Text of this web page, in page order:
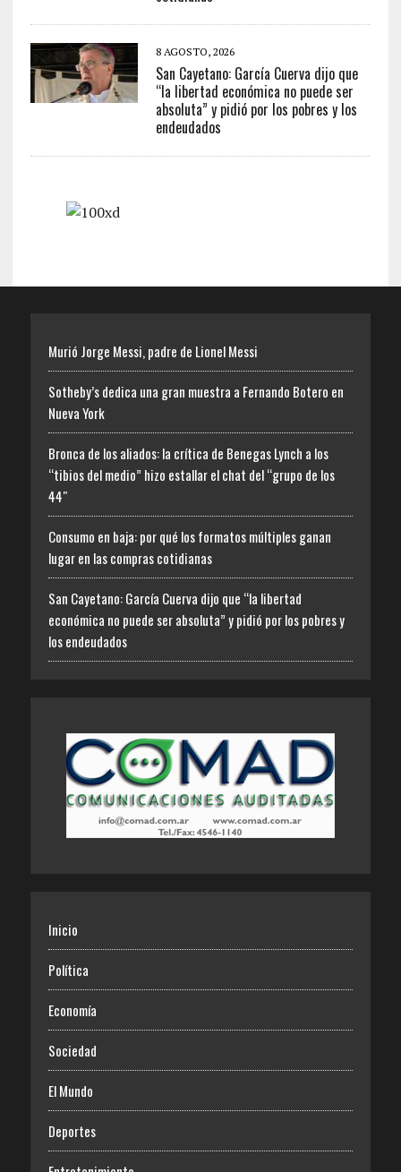
8 AGOSTO, 2026
San Cayetano: García Cuerva dijo que
“la libertad económica no puede ser
absoluta” y pidió por los pobres y los
endeudados
Murió Jorge Messi, padre de Lionel Messi
Sotheby’s dedica una gran muestra a Fernando Botero en
Nueva York
Bronca de los aliados: la crítica de Benegas Lynch a los
“tibios del medio” hizo estallar el chat del “grupo de los
44″
Consumo en baja: por qué los formatos múltiples ganan
lugar en las compras cotidianas
San Cayetano: García Cuerva dijo que “la libertad
económica no puede ser absoluta” y pidió por los pobres y
los endeudados
Inicio
Política
Economía
Sociedad
El Mundo
Deportes